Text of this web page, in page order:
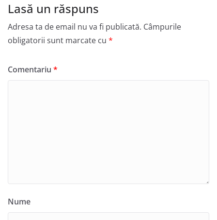
Lasă un răspuns
Adresa ta de email nu va fi publicată. Câmpurile
obligatorii sunt marcate cu *
Comentariu *
Nume